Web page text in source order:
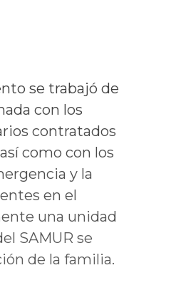
se trabajó de
con los
contratados
como con los
y la
en el
una unidad
SAMUR se
de la familia.